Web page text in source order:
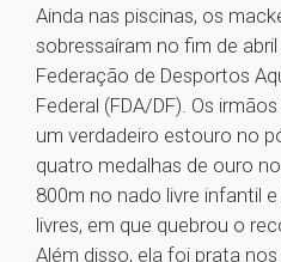
Ainda nas piscinas, os
sobressaíram no fim de
Federação de Desportos
Federal (FDA/DF). Os
um verdadeiro estouro no
quatro medalhas de ouro
800m no nado livre infantil
livres, em que quebrou o
Além disso, ela foi prata